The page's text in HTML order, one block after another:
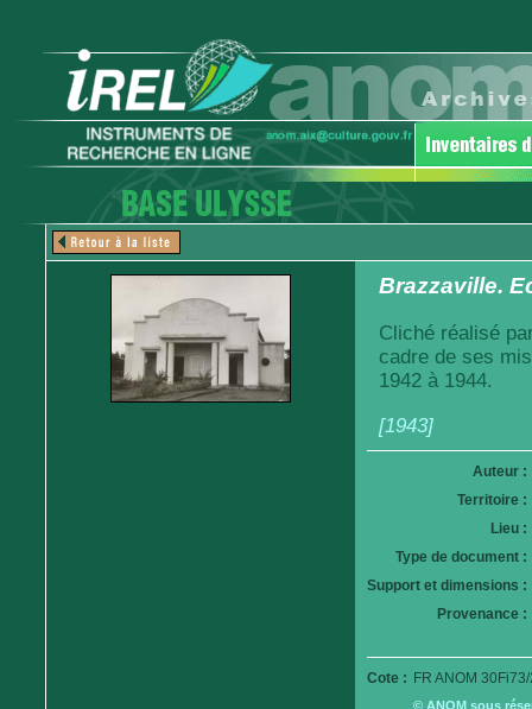
Brazzaville.
Cliché réalisé
cadre de ses
1942 à 1944.
[1943]
Auteur :
Territoire :
Lieu :
Type de document :
Support et dimensions :
Provenance :
Cote : FR ANOM
© ANOM sous